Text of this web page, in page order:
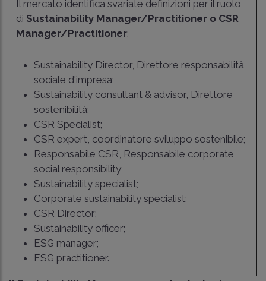
Il mercato identifica svariate definizioni per il ruolo
di Sustainability Manager/Practitioner o CSR
Manager/Practitioner:
Sustainability Director, Direttore responsabilità
sociale d'impresa;
Sustainability consultant & advisor, Direttore
sostenibilità;
CSR Specialist;
CSR expert, coordinatore sviluppo sostenibile;
Responsabile CSR, Responsabile corporate
social responsibility;
Sustainability specialist;
Corporate sustainability specialist;
CSR Director;
Sustainability officer;
ESG manager;
ESG practitioner.